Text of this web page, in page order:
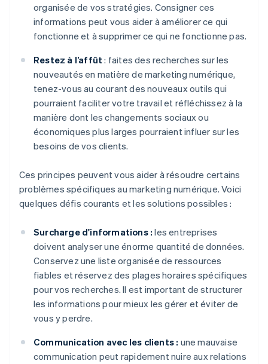
organisée de vos stratégies. Consigner ces
informations peut vous aider à améliorer ce qui
fonctionne et à supprimer ce qui ne fonctionne pas.
Restez à l’affût : faites des recherches sur les
nouveautés en matière de marketing numérique,
tenez-vous au courant des nouveaux outils qui
pourraient faciliter votre travail et réfléchissez à la
manière dont les changements sociaux ou
économiques plus larges pourraient influer sur les
besoins de vos clients.
Ces principes peuvent vous aider à résoudre certains
problèmes spécifiques au marketing numérique. Voici
quelques défis courants et les solutions possibles :
Surcharge d'informations : les entreprises
doivent analyser une énorme quantité de données.
Conservez une liste organisée de ressources
fiables et réservez des plages horaires spécifiques
pour vos recherches. Il est important de structurer
les informations pour mieux les gérer et éviter de
vous y perdre.
Communication avec les clients : une mauvaise
communication peut rapidement nuire aux relations